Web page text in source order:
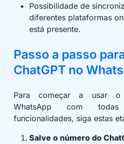
Possibilidade de
diferentes plataformas
está presente.
Passo a passo
ChatGPT no
Para começar a usar o
WhatsApp com
funcionalidades, siga estas
Salve o número do